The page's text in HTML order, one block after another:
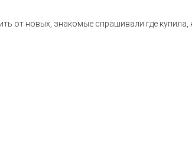
от новых, знакомые спрашивали где купила,